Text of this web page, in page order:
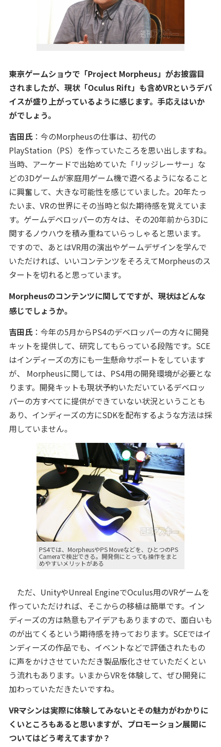
――東京ゲームショウで「Project Morpheus」がお披露目
されましたが、現状「Oculus Rift」も含めVRというデバ
イスが盛り上がっているように感じます。手応えはいか
がでしょう。
吉田氏：今のMorpheusの仕事は、初代の
PlayStation（PS）を作っていたころを思い出しますね。
当時、アーケードで出始めていた「リッジレーサー」な
どの3Dゲームが家庭用ゲーム機で遊べるようになること
に興奮して、大きな可能性を感じていました。20年たっ
たいま、VRの世界にその当時と似た期待感を覚えていま
す。ゲームデベロッパーの方々は、その20年前から3Dに
関するノウハウを積み重ねていらっしゃると思います。
ですので、あとはVR用の演出やゲームデザインを学んで
いただければ、いいコンテンツをそろえてMorpheusのス
タートを切れると思っています。
Morpheusのコンテンツに関してですが、現状はどんな
感じでしょうか。
吉田氏：今年の5月からPS4のデベロッパーの方々に開発
キットを提供して、研究してもらっている段階です。SCE
はインディーズの方にも一生懸命サポートをしています
が、 Morpheusに関しては、PS4用の開発環境が必要とな
ります。開発キットも現状予約いただいているデベロッ
パーの方すべてに提供ができていない状況ということも
あり、インディーズの方にSDKを配布するような方法は採
用していません。
PS4では、MorpheusやPS Moveなどを、ひとつのPS
Cameraで検出できる。開発側にとっても操作をまと
めやすいメリットがある
ただ、UnityやUnreal EngineでOculus用のVRゲームを
作っていただければ、そこからの移植は簡単です。イン
ディーズの方は熱意もアイデアもありますので、面白いも
のが出てくるという期待感を持っております。SCEではイ
ンディーズの作品でも、イベントなどで評価されたもの
に声をかけさせていただき製品版化させていただくとい
う流れもあります。いまからVRを体験して、ぜひ開発に
加わっていただきたいですね。
――VRマシンは実際に体験してみないとその魅力がわかりに
くいところもあると思いますが、プロモーション展開に
ついてはどう考えてますか？